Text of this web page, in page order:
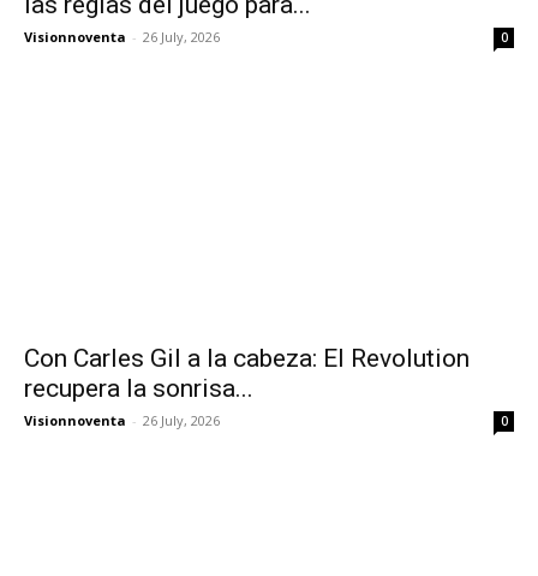
Visionnoventa - 26 July, 2026 0
Con Carles Gil a la cabeza: El Revolution
recupera la sonrisa...
Visionnoventa - 26 July, 2026 0